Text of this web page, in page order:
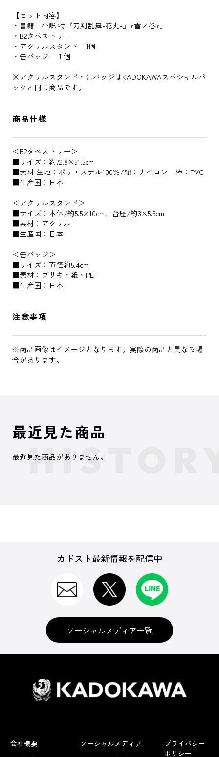
【セット内容】
・書籍「小説 特『刀剣乱舞-花丸-』?雪ノ巻?」
・B2タペストリー
・アクリルスタンド 1個
・缶バッジ １個
※アクリルスタンド・缶バッジはKADOKAWAスペシャルパ
ックと同じ商品です。
商品仕様
＜B2タペストリー＞
■サイズ：約72.8×51.5cm
■素材 生地：ポリエステル100％/紐：ナイロン 棒：PVC
■生産国：日本
＜アクリルスタンド＞
■サイズ：本体/約5.5×10cm、台座/約3×5.5cm
■素材：アクリル
■生産国：日本
＜缶バッジ＞
■サイズ：直径約5.4cm
■素材：ブリキ・紙・PET
■生産国：日本
注意事項
※商品画像はイメージとなります。実際の商品と異なる場
合があります。
最近見た商品
最近見た商品がありません。
カドスト最新情報を配信中
ソーシャルメディア一覧
会社概要
ソーシャルメディア
プライバシー
ポリシー